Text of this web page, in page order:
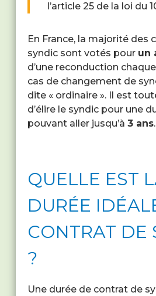
l’article 25 de la loi du
En France, la majorité des
syndic sont votés pour un
d’une reconduction
cas de changement de
dite « ordinaire ». Il est
d’élire le syndic pour une
pouvant aller jusqu’à 3 ans.
QUELLE EST
DURÉE
CONTRAT DE
?
Une durée de contrat de